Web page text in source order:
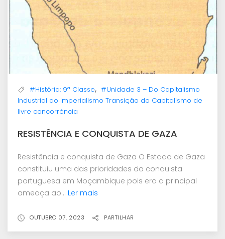
#História: 9ª Classe, #Unidade 3 – Do Capitalismo
Industrial ao Imperialismo Transição do Capitalismo de
livre concorrência
RESISTÊNCIA E CONQUISTA DE GAZA
Resistência e conquista de Gaza O Estado de Gaza
constituiu uma das prioridades da conquista
portuguesa em Moçambique pois era a principal
ameaça ao... Ler mais
OUTUBRO 07, 2023 PARTILHAR